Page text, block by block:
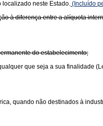
neste Estado. (Incluído
à diferença entre a alíquota
do estabelecimento;
que seja a sua finalidade
quando não destinados à